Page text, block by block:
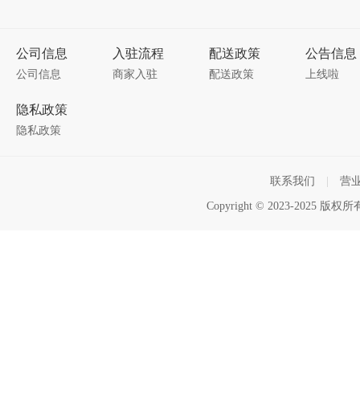
公司信息
公司信息
入驻流程
商家入驻
配送政策
配送政策
公告信息
上线啦
隐私政策
隐私政策
联系我们 营
Copyright © 2023-2025 版权所